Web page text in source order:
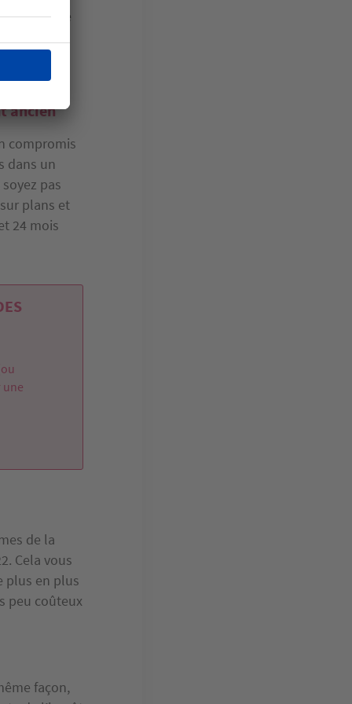
ville, et de
serez
ancien
compromis
dans un
pas
plans et
24 mois
une
de la
Cela vous
plus en plus
peu coûteux
façon,